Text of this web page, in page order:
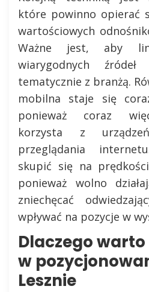
które powinno opierać
wartościowych
Ważne jest, aby
wiarygodnych
tematycznie z branżą.
mobilna staje się
ponieważ coraz
korzysta z
przeglądania
skupić się na
ponieważ wolno
zniechęcać
wpływać na pozycje w
Dlaczego
w
Lesznie